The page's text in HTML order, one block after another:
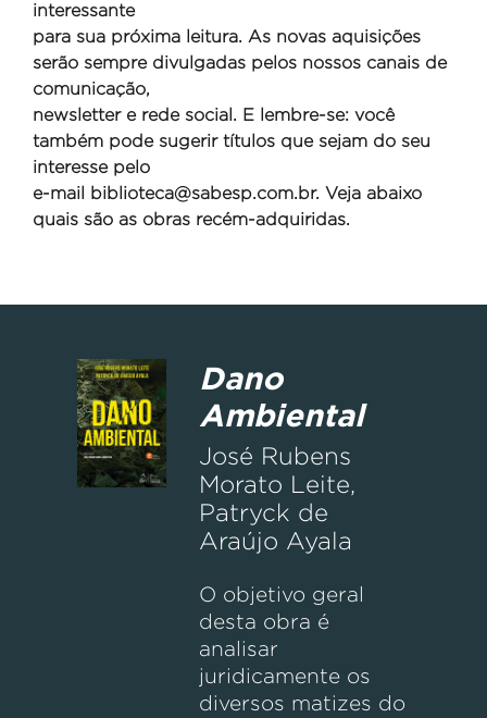
interessante
para sua próxima leitura. As novas aquisições
serão sempre divulgadas pelos nossos canais de
comunicação,
newsletter e rede social. E lembre-se: você
também pode sugerir títulos que sejam do seu
interesse pelo
e-mail
biblioteca@sabesp.com.br. Veja abaixo
quais são as obras recém-adquiridas.
Dano
Ambiental
José Rubens
Morato Leite,
Patryck de
Araújo Ayala
O objetivo geral
desta obra é
analisar
juridicamente os
diversos matizes do